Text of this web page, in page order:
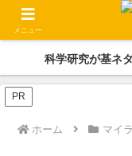
かくしゃくの独り
科学研究が基ネタ
PR
ホーム マイ
メニュー